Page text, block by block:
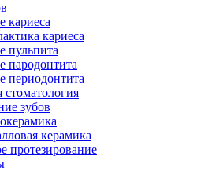
кариеса
кариеса
пульпита
пародонтита
периодонтита
стоматология
зубов
керамика
протезирование